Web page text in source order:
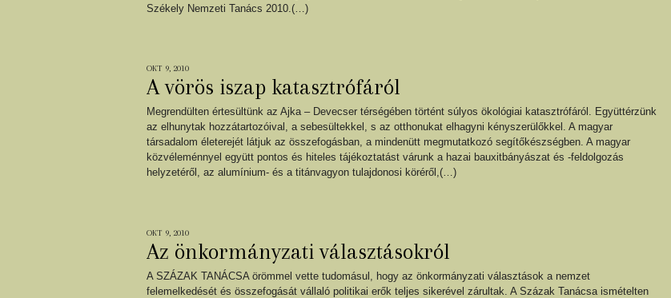
Székely Nemzeti Tanács 2010.(…)
OKT 9, 2010
A vörös iszap katasztrófáról
Megrendülten értesültünk az Ajka – Devecser térségében történt súlyos ökológiai katasztrófáról. Együttérzünk
az elhunytak hozzátartozóival, a sebesültekkel, s az otthonukat elhagyni kényszerülőkkel. A magyar
társadalom életerejét látjuk az összefogásban, a mindenütt megmutatkozó segítőkészségben. A magyar
közvéleménnyel együtt pontos és hiteles tájékoztatást várunk a hazai bauxitbányászat és -feldolgozás
helyzetéről, az alumínium- és a titánvagyon tulajdonosi köréről,(…)
OKT 9, 2010
Az önkormányzati választásokról
A SZÁZAK TANÁCSA örömmel vette tudomásul, hogy az önkormányzati választások a nemzet
felemelkedését és összefogását vállaló politikai erők teljes sikerével zárultak. A Százak Tanácsa ismételten